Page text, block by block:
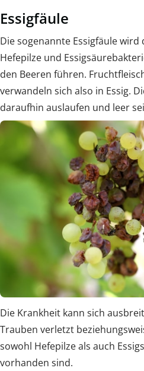
Essigfäule
Die sogenannte Essigfäule
Hefepilze und
den Beeren führen.
verwandeln sich also in Essig.
daraufhin auslaufen und leer
Die Krankheit kann sich
Trauben verletzt
sowohl Hefepilze als auch
vorhanden sind.